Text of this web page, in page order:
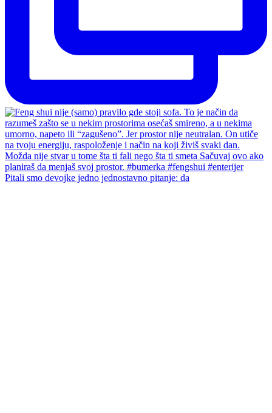
Pitali smo devojke jedno jednostavno pitanje: da